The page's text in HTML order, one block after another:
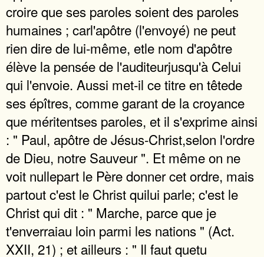
croire que ses paroles soient des paroles
humaines ; carl'apôtre (l'envoyé) ne peut
rien dire de lui-même, etle nom d'apôtre
élève la pensée de l'auditeurjusqu'à Celui
qui l'envoie. Aussi met-il ce titre en têtede
ses épîtres, comme garant de la croyance
que méritentses paroles, et il s'exprime ainsi
: " Paul, apôtre de Jésus-Christ,selon l'ordre
de Dieu, notre Sauveur ". Et même on ne
voit nullepart le Père donner cet ordre, mais
partout c'est le Christ quilui parle; c'est le
Christ qui dit : " Marche, parce que je
t'enverraiau loin parmi les nations " (Act.
XXII, 21) ; et ailleurs : " Il faut quetu